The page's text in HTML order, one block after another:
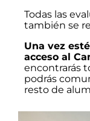
Todas las
también se
Una vez
acceso al
encontrarás
podrás
resto de